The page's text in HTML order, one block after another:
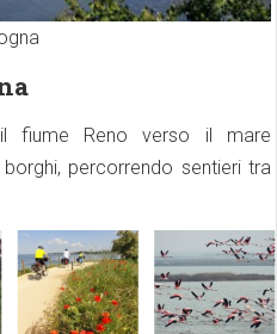
fiume Reno verso il mare
percorrendo sentieri tra